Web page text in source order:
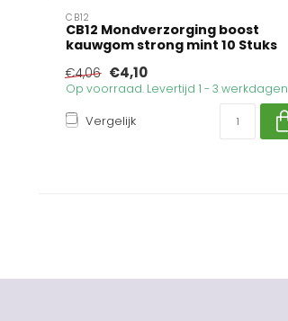
CB12
CB12 Mondverzorging boost
kauwgom strong mint 10 Stuks
€4,06 €4,10
Op voorraad. Levertijd 1 - 3 werkdagen
Vergelijk